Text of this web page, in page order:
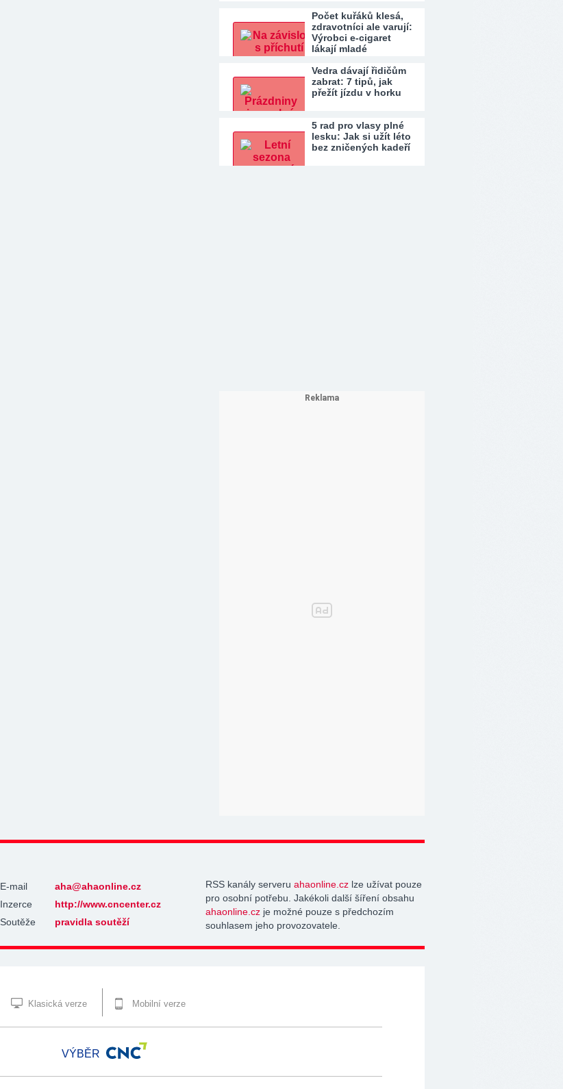
Počet kuřáků klesá,
zdravotníci ale varují:
Výrobci e-cigaret
lákají mladé
Vedra dávají řidičům
zabrat: 7 tipů, jak
přežít jízdu v horku
5 rad pro vlasy plné
lesku: Jak si užít léto
bez zničených kadeří
E-mail
aha@ahaonline.cz
Inzerce
http://www.cncenter.cz
Soutěže
pravidla soutěží
RSS kanály serveru ahaonline.cz lze užívat pouze
pro osobní potřebu. Jakékoli další šíření obsahu
ahaonline.cz je možné pouze s předchozím
souhlasem jeho provozovatele.
Klasická verze Mobilní verze
VÝBĚR